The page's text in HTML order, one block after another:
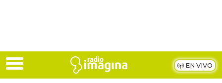
EN VIVO